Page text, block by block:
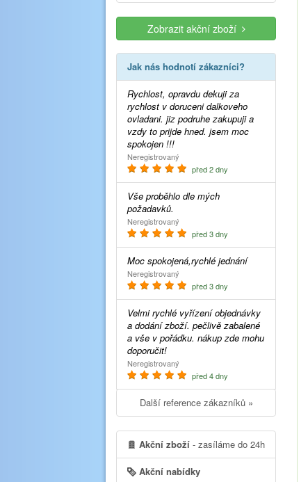
Zobrazit akční zboží
Jak nás hodnotí zákazníci?
Rychlost, opravdu dekuji za
rychlost v doruceni dalkoveho
ovladani. jiz podruhe zakupuji a
vzdy to prijde hned. jsem moc
spokojen !!!
Neregistrovaný
před 2 dny
Vše proběhlo dle mých
požadavků.
Neregistrovaný
před 3 dny
Moc spokojená,rychlé jednání
Neregistrovaný
před 3 dny
Velmi rychlé vyřízení objednávky
a dodání zboží. pečlivě zabalené
a vše v pořádku. nákup zde mohu
doporučit!
Neregistrovaný
před 4 dny
Další reference zákazníků »
Akční zboží - zasíláme do 24h
Akční nabídky